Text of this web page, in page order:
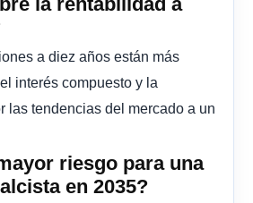
a diez años están más
interés compuesto y la
las tendencias del mercado a un
riesgo para una
en 2035?